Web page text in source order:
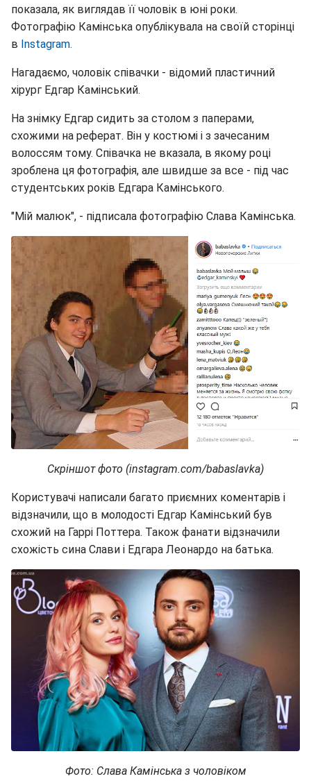
показала, як виглядав її чоловік в юні роки.
Фотографію Камінська опублікувала на своїй сторінці
в Instagram.
Нагадаємо, чоловік співачки - відомий пластичний
хірург Едгар Камінський.
На знімку Едгар сидить за столом з паперами,
схожими на реферат. Він у костюмі і з зачесаним
волоссям тому. Співачка не вказала, в якому році
зроблена ця фотографія, але швидше за все - під час
студентських років Едгара Камінського.
"Мій малюк", - підписала фотографію Слава Камінська.
Скріншот фото (instagram.com/babaslavka)
Користувачі написали багато приємних коментарів і
відзначили, що в молодості Едгар Камінський був
схожий на Гаррі Поттера. Також фанати відзначили
схожість сина Слави і Едгара Леонардо на батька.
Фото: Слава Камінська з чоловіком